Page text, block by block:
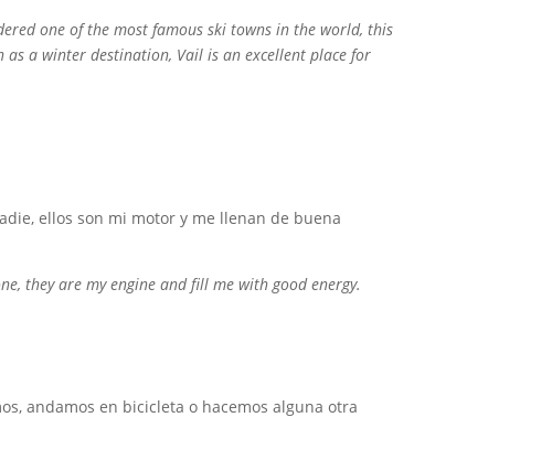
one of the most famous ski towns in the world, this
a winter destination, Vail is an excellent place for
ellos son mi motor y me llenan de buena
they are my engine and fill me with good energy.
andamos en bicicleta o hacemos alguna otra